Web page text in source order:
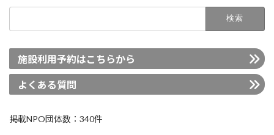
施設利用予約はこちらから
よくある質問
掲載NPO団体数：340件